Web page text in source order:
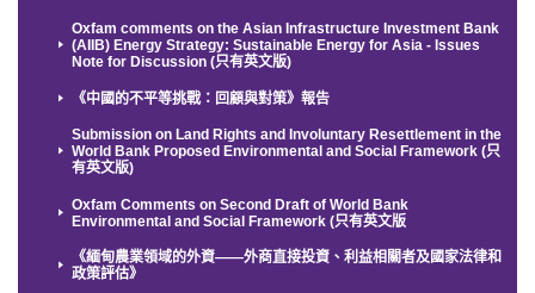
Oxfam comments on the Asian Infrastructure Investment Bank
(AIIB) Energy Strategy: Sustainable Energy for Asia - Issues
Note for Discussion (只有英文版)
《中國的不平等挑戰：回顧與對策》報告
Submission on Land Rights and Involuntary Resettlement in the
World Bank Proposed Environmental and Social Framework (只
有英文版)
Oxfam Comments on Second Draft of World Bank
Environmental and Social Framework (只有英文版
《緬甸農業領域的外資——外商直接投資、利益相關者及國家法律和
政策評估》